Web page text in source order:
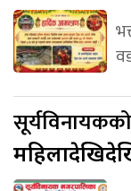
सूर्यविनायकको